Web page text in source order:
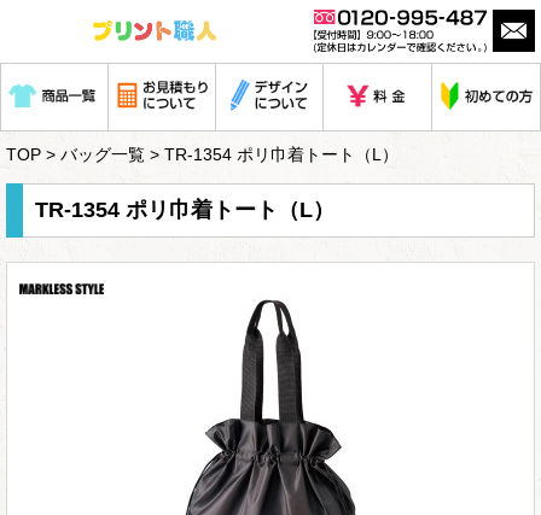
TOP > バッグ一覧 > TR-1354 ポリ巾着トート（L）
TR-1354 ポリ巾着トート（L）